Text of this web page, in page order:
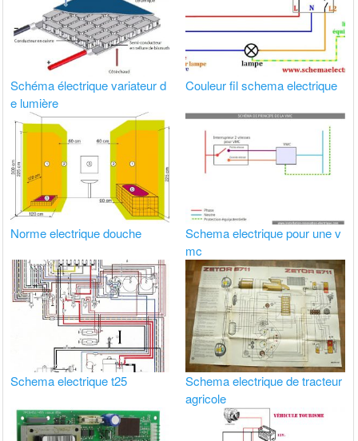
Schéma électrique variateur d
e lumière
Couleur fil schema electrique
Norme electrique douche
Schema electrique pour une v
mc
Schema electrique t25
Schema electrique de tracteur
agricole